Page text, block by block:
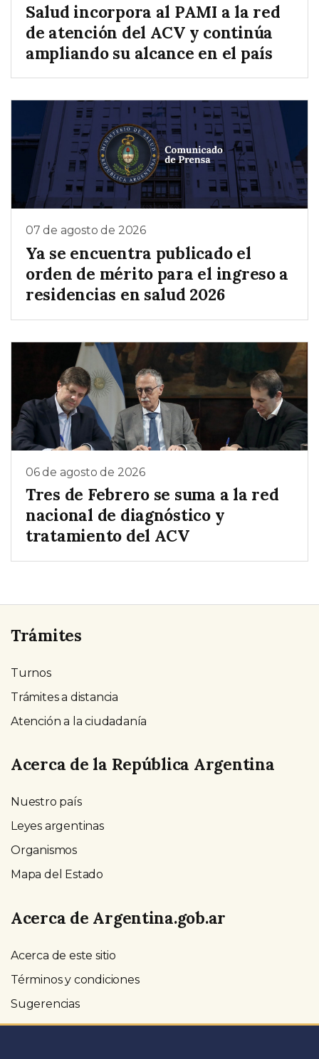
Salud incorpora al PAMI a la red
de atención del ACV y continúa
ampliando su alcance en el país
07 de agosto de 2026
Ya se encuentra publicado el
orden de mérito para el ingreso a
residencias en salud 2026
06 de agosto de 2026
Tres de Febrero se suma a la red
nacional de diagnóstico y
tratamiento del ACV
Trámites
Turnos
Trámites a distancia
Atención a la ciudadanía
Acerca de la República Argentina
Nuestro país
Leyes argentinas
Organismos
Mapa del Estado
Acerca de Argentina.gob.ar
Acerca de este sitio
Términos y condiciones
Sugerencias